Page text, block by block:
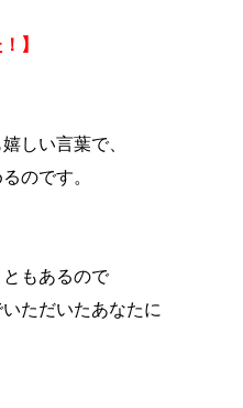
】
しい言葉で、
のです。
もあるので
ただいたあなたに